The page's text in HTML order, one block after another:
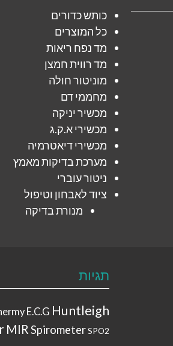
כותש כדורים
כל המוצרים
מד נפח ריאות
מד רווית חמצן
מוניטור חולה
מחממי דם
מכשיר יניקה
מכשירי א.ק.ג
מכשירי דיאטרמיה
מערכת בדיקות מאמץ
ניטור עוברי
ציוד לאבחון וטיפול
מנורת בדיקה
תגיות
E.C.G Huntleigh
MIRSpirometerSPO2